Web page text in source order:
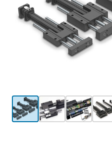
Anwendungen
Kontakt
zu einem
Ingenieur